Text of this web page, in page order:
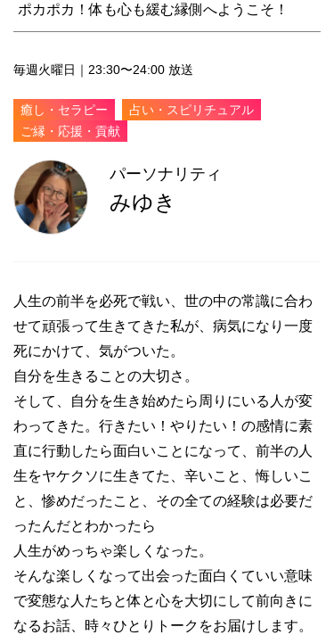
ポカポカ！体も心も緩む縁側へようこそ！
毎週火曜日｜23:30〜24:00 放送
癒し・セラピー
占い・スピリチュアル
ご縁・応援・貢献
パーソナリティ
みゆき
人生の前半を必死で戦い、世の中の常識に合わ
せて頑張って生きてきた私が、病気になり一度
死にかけて、気がついた。
自分を生きることの大切さ。
そして、自分を生き始めたら周りにいる人が変
わってきた。行きたい！やりたい！の感情に素
直に行動したら面白いことになって、前半の人
生をヤケクソに生きてた、辛いこと、悔しいこ
と、惨めだったこと、その全ての経験は必要だ
ったんだとわかったら
人生がめっちゃ楽しくなった。
そんな楽しくなって出会った面白くていい意味
で変態な人たちと体と心を大切にして前向きに
なるお話、時々ひとりトークをお届けします。